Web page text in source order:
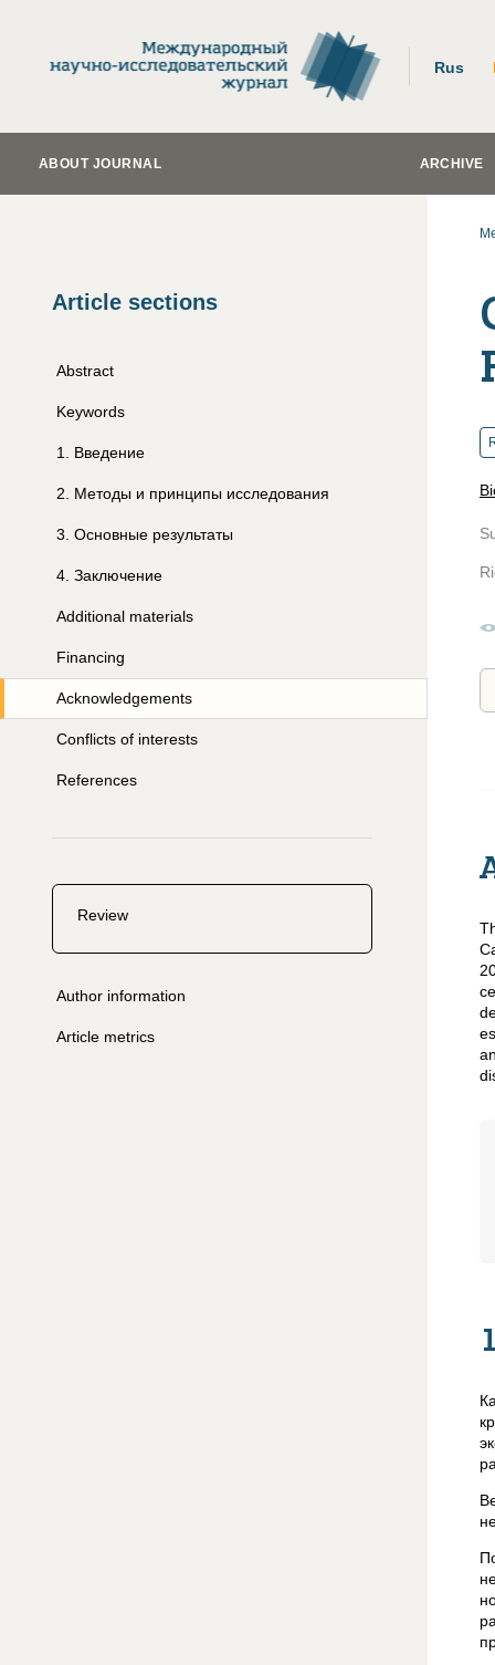
Rus
ABOUT JOURNAL ARCHIVE
Article sections
Abstract
Keywords
1 Введение
2 Методы и принципы исследования
3 Основные результаты
4 Заключение
Additional materials
Financing
Acknowledgements
Conflicts of interests
References
Review
Author information
Article metrics